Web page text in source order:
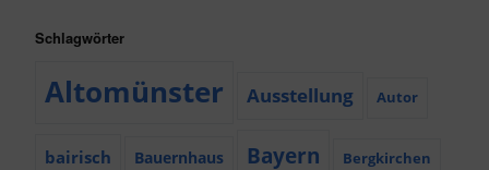
Schlagwörter
Altomünster Ausstellung Autor
bairisch Bauernhaus Bayern Bergkirchen